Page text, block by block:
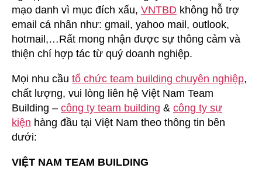
mạo danh vì mục đích xấu, VNTBD không hỗ trợ
email cá nhân như: gmail, yahoo mail, outlook,
hotmail,…Rất mong nhận được sự thông cảm và
thiện chí hợp tác từ quý doanh nghiệp.
Mọi nhu cầu tổ chức team building chuyên nghiệp,
chất lượng, vui lòng liên hệ Việt Nam Team
Building – công ty team building & công ty sự
kiện hàng đầu tại Việt Nam theo thông tin bên
dưới:
VIỆT NAM TEAM BUILDING